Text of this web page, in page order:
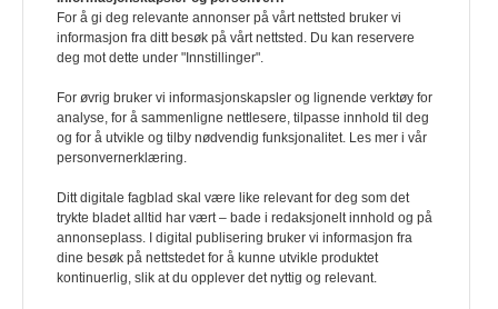
Ville ha tilsvart verdens trettende største land i folketall. For å lese
denne må du ha abonnement Logg inn her Ny abonnent? Velg
også egne abonnementer for biblioteker og bedrifter.
Redaksjonen
For å gi deg relevante annonser på vårt nettsted bruker vi
informasjon fra ditt besøk på vårt nettsted. Du kan reservere
deg mot dette under "Innstillinger".
For øvrig bruker vi informasjonskapsler og lignende verktøy for
analyse, for å sammenligne nettlesere, tilpasse innhold til deg
og for å utvikle og tilby nødvendig funksjonalitet. Les mer i vår
personvernerklæring.
Ditt digitale fagblad skal være like relevant for deg som det
trykte bladet alltid har vært – bade i redaksjonelt innhold og på
annonseplass. I digital publisering bruker vi informasjon fra
dine besøk på nettstedet for å kunne utvikle produktet
kontinuerlig, slik at du opplever det nyttig og relevant.